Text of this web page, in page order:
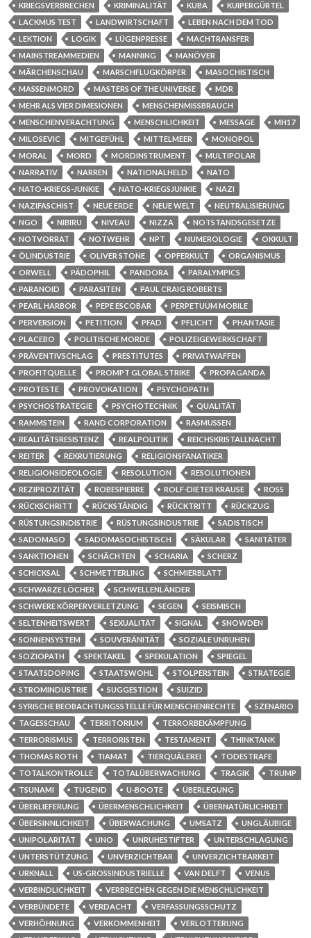
KRIEGSVERBRECHEN
KRIMINALITÄT KUBA
KUIPERGÜRTEL
LACKMUS TEST
LANDWIRTSCHAFT
LEBEN NACH DEM TOD
LEKTION
LOGIK LÜGENPRESSE
MACHTRANSFER
MAINSTREAMMEDIEN
MANNING
MANÖVER
MÄRCHENSCHAU
MARSCHFLUGKÖRPER
MASOCHISTISCH
MASSENMORD
MASTERS OF THE UNIVERSE
MDR
MEHR ALS VIER DIMESIONEN
MENSCHENMISSBRAUCH
MENSCHENVERACHTUNG
MENSCHLICHKEIT MESSAGE
MH17
MILOSEVIC
MITGEFÜHL MITTELMEER
MONOPOL
MORAL
MORD MORDINSTRUMENT
MULTIPOLAR
NARRATIV
NARREN NATIONALHELD
NATO
NATO-KRIEGS-JUNKIE
NATO-KRIEGSJUNKIE
NAZI
NAZIFASCHIST
NEUE ERDE NEUE WELT
NEUTRALISIERUNG
NGO
NIBIRU NIVEAU NIZZA
NOTSTANDSGESETZE
NOTVORRAT
NOTWEHR NPT NUMEROLOGIE
OKKULT
ÖLINDUSTRIE
OLIVER STONE OPFERKULT
ORGANISMUS
ORWELL
PÄDOPHIL PANDORA
PARALYMPICS
PARANOID
PARASITEN
PAUL CRAIG ROBERTS
PEARL HARBOR
PEPE ESCOBAR
PERPETUUM MOBILE
PERVERSION
PETITION PFAD PFLICHT
PHANTASIE
PLACEBO
POLITISCHE MORDE
POLIZEIGEWERKSCHAFT
PRÄVENTIVSCHLAG
PRESTITUTES
PRIVATWAFFEN
PROFITQUELLE
PROMPT GLOBAL STRIKE
PROPAGANDA
PROTESTE
PROVOKATION
PSYCHOPATH
PSYCHOSTRATEGIE
PSYCHOTECHNIK
QUALITÄT
RAMMSTEIN
RAND CORPORATION
RASMUSSEN
REALITÄTSRESISTENZ
REALPOLITIK
REICHSKRISTALLNACHT
REITER
REKRUTIERUNG
RELIGIONSFANATIKER
RELIGIONSIDEOLOGIE
RESOLUTION
RESOLUTIONEN
REZIPROZITÄT
ROBESPIERRE ROLF-DIETER KRAUSE
ROSS
RÜCKSCHRITT
RÜCKSTÄNDIG RÜCKTRITT
RÜCKZUG
RÜSTUNGSINDISTRIE
RÜSTUNGSINDUSTRIE
SADISTISCH
SADOMASO
SADOMASOCHISTISCH SÄKULAR
SANITÄTER
SANKTIONEN
SCHÄCHTEN SCHARIA
SCHERZ
SCHICKSAL
SCHMETTERLING
SCHMIERBLATT
SCHWARZE LÖCHER
SCHWELLENLÄNDER
SCHWERE KÖRPERVERLETZUNG
SEGEN
SEISMISCH
SELTENHEITSWERT
SEXUALITÄT SIGNAL
SNOWDEN
SONNENSYSTEM
SOUVERÄNITÄT
SOZIALE UNRUHEN
SOZIOPATH
SPEKTAKEL SPEKULATION
SPIEGEL
STAATSDOPING
STAATSWOHL STOLPERSTEIN
STRATEGIE
STROMINDUSTRIE
SUGGESTION
SUIZID
SYRISCHE BEOBACHTUNGSSTELLE FÜR MENSCHENRECHTE
SZENARIO
TAGESSCHAU
TERRITORIUM
TERRORBEKÄMPFUNG
TERRORISMUS
TERRORISTEN TESTAMENT
THINKTANK
THOMAS ROTH
TIAMAT TIERQUÄLEREI
TODESTRAFE
TOTALKONTROLLE
TOTALÜBERWACHUNG TRAGIK
TRUMP
TSUNAMI
TUGEND U-BOOTE
ÜBERLEGUNG
ÜBERLIEFERUNG
ÜBERMENSCHLICHKEIT
ÜBERNATÜRLICHKEIT
ÜBERSINNLICHKEIT
ÜBERWACHUNG UMSATZ
UNGLÄUBIGE
UNIPOLARITÄT
UNO UNRUHESTIFTER
UNTERSCHLAGUNG
UNTERSTÜTZUNG
UNVERZICHTBAR
UNVERZICHTBARKEIT
URKNALL
US-GROSSINDUSTRIELLE VAN DELFT
VENUS
VERBINDLICHKEIT
VERBRECHEN GEGEN DIE MENSCHLICHKEIT
VERBÜNDETE
VERDACHT
VERFASSUNGSSCHUTZ
VERHÖHNUNG
VERKOMMENHEIT
VERLOTTERUNG